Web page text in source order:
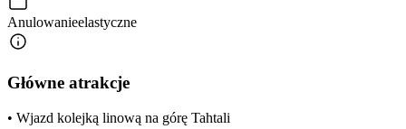
Anulowanieelastyczne
Główne atrakcje
• Wjazd kolejką linową na górę Tahtali